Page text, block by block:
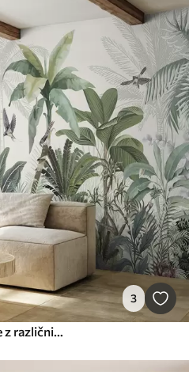
3
Prizor bujne tropske džungle z različnimi palmami, velikimi listi in pisanimi cvetovi v ospredju